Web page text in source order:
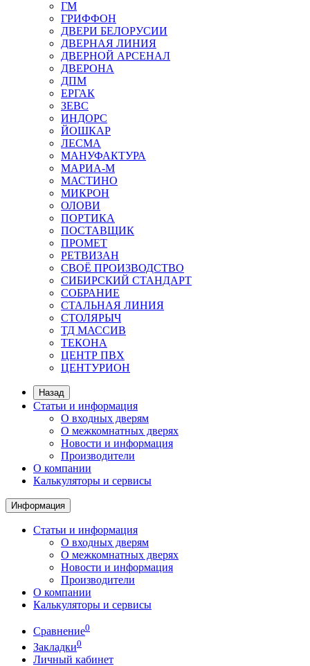
ГМ
ГРИФФОН
ДВЕРИ БЕЛОРУСИИ
ДВЕРНАЯ ЛИНИЯ
ДВЕРНОЙ АРСЕНАЛ
ДВЕРОНА
ДПМ
ЕРГАК
ЗЕВС
ИНДОРС
ЙОШКАР
ЛЕСМА
МАНУФАКТУРА
МАРИА-М
МАСТИНО
МИКРОН
ОЛОВИ
ПОРТИКА
ПОСТАВЩИК
ПРОМЕТ
РЕТВИЗАН
СВОЁ ПРОИЗВОДСТВО
СИБИРСКИЙ СТАНДАРТ
СОБРАНИЕ
СТАЛЬНАЯ ЛИНИЯ
СТОЛЯРЫЧ
ТД МАССИВ
ТЕКОНА
ЦЕНТР ПВХ
ЦЕНТУРИОН
Назад
Статьи и информация
О входных дверям
О межкомнатных дверях
Новости и информация
Производители
О компании
Калькуляторы и сервисы
Информация
Статьи и информация
О входных дверям
О межкомнатных дверях
Новости и информация
Производители
О компании
Калькуляторы и сервисы
Сравнение0
Закладки0
Личный кабинет